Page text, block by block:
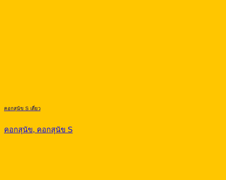
คอกสุนัข S เดี่ยว
คอกสุนัข, คอกสุนัข S